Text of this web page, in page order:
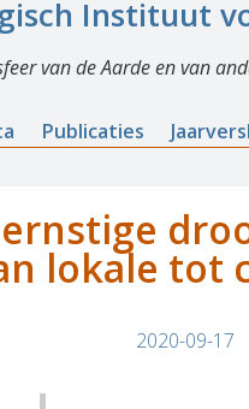
Instituut
van de Aarde en van
Publicaties
lokale tot
2020-09-17